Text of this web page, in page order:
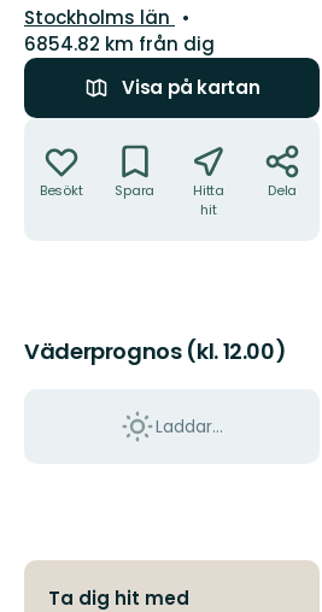
Län:
Stockholms län
6854.82 km från dig
Visa på kartan
Besökt Spara
Hitta
hit
Dela
Väderprognos (kl. 12.00)
Laddar...
Ta dig hit med